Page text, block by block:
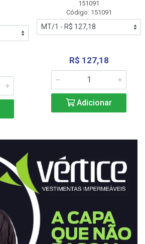
151091
Código: 151091
R$ 127,18
Adicionar